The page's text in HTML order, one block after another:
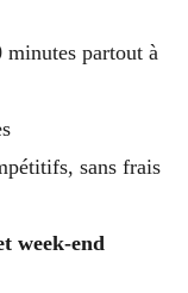
partout à
sans frais
week-end